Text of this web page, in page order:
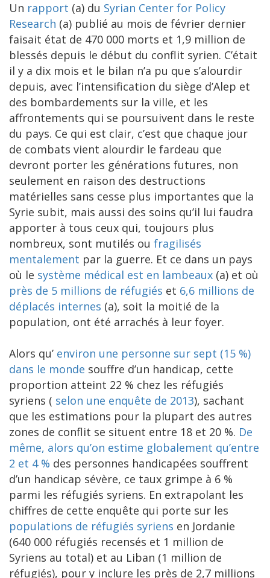
Un rapport (a) du Syrian Center for Policy
Research (a) publié au mois de février dernier
faisait état de 470 000 morts et 1,9 million de
blessés depuis le début du conflit syrien. C’était
il y a dix mois et le bilan n’a pu que s’alourdir
depuis, avec l’intensification du siège d’Alep et
des bombardements sur la ville, et les
affrontements qui se poursuivent dans le reste
du pays. Ce qui est clair, c’est que chaque jour
de combats vient alourdir le fardeau que
devront porter les générations futures, non
seulement en raison des destructions
matérielles sans cesse plus importantes que la
Syrie subit, mais aussi des soins qu’il lui faudra
apporter à tous ceux qui, toujours plus
nombreux, sont mutilés ou fragilisés
mentalement par la guerre. Et ce dans un pays
où le système médical est en lambeaux (a) et où
près de 5 millions de réfugiés et 6,6 millions de
déplacés internes (a), soit la moitié de la
population, ont été arrachés à leur foyer.
Alors qu’ environ une personne sur sept (15 %)
dans le monde souffre d’un handicap, cette
proportion atteint 22 % chez les réfugiés
syriens ( selon une enquête de 2013), sachant
que les estimations pour la plupart des autres
zones de conflit se situent entre 18 et 20 %. De
même, alors qu’on estime globalement qu’entre
2 et 4 % des personnes handicapées souffrent
d’un handicap sévère, ce taux grimpe à 6 %
parmi les réfugiés syriens. En extrapolant les
chiffres de cette enquête qui porte sur les
populations de réfugiés syriens en Jordanie
(640 000 réfugiés recensés et 1 million de
Syriens au total) et au Liban (1 million de
réfugiés), pour y inclure les près de 2,7 millions